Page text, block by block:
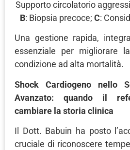
Supporto circolatorio
B: Biopsia precoce; C:
Una gestione rapida,
essenziale per migliorare
condizione ad alta mortalità.
Shock Cardiogeno nello
Avanzato: quando il
cambiare la storia clinica
Il Dott. Babuin ha posto
cruciale di riconoscere